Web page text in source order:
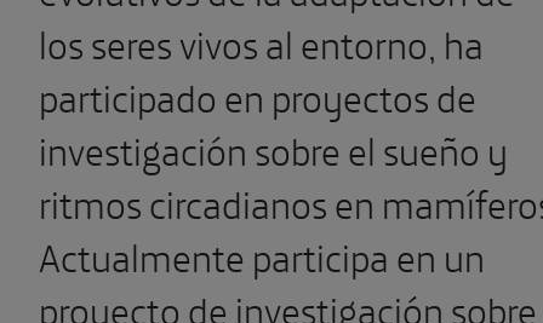
los seres vivos al entorno, ha
participado en proyectos de
investigación sobre el sueño y
ritmos circadianos en
Actualmente participa en un
proyecto de investigación sobre